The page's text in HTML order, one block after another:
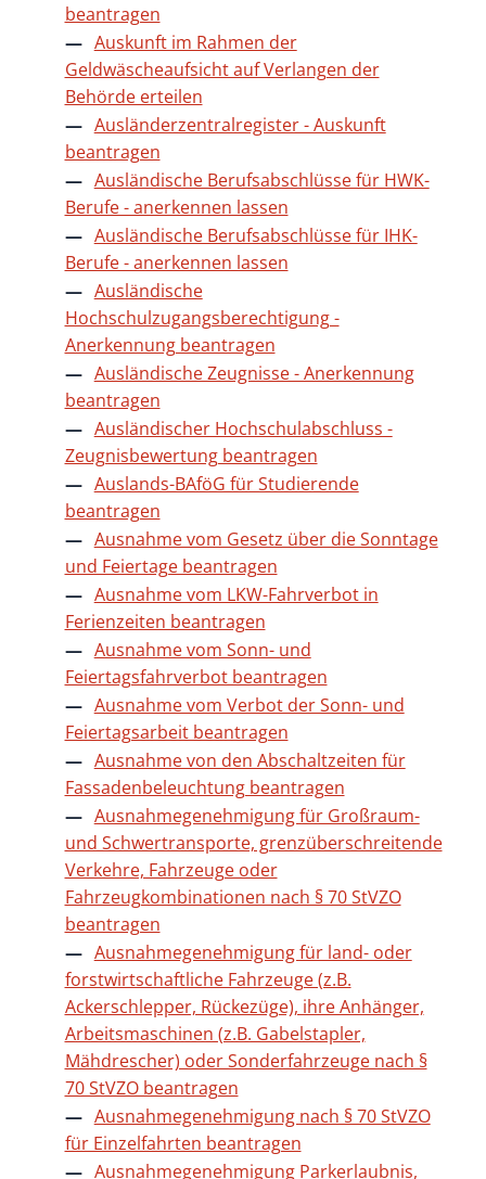
beantragen
Auskunft im Rahmen der
Geldwäscheaufsicht auf Verlangen der
Behörde erteilen
Ausländerzentralregister - Auskunft
beantragen
Ausländische Berufsabschlüsse für HWK-
Berufe - anerkennen lassen
Ausländische Berufsabschlüsse für IHK-
Berufe - anerkennen lassen
Ausländische
Hochschulzugangsberechtigung -
Anerkennung beantragen
Ausländische Zeugnisse - Anerkennung
beantragen
Ausländischer Hochschulabschluss -
Zeugnisbewertung beantragen
Auslands-BAföG für Studierende
beantragen
Ausnahme vom Gesetz über die Sonntage
und Feiertage beantragen
Ausnahme vom LKW-Fahrverbot in
Ferienzeiten beantragen
Ausnahme vom Sonn- und
Feiertagsfahrverbot beantragen
Ausnahme vom Verbot der Sonn- und
Feiertagsarbeit beantragen
Ausnahme von den Abschaltzeiten für
Fassadenbeleuchtung beantragen
Ausnahmegenehmigung für Großraum-
und Schwertransporte, grenzüberschreitende
Verkehre, Fahrzeuge oder
Fahrzeugkombinationen nach § 70 StVZO
beantragen
Ausnahmegenehmigung für land- oder
forstwirtschaftliche Fahrzeuge (z.B.
Ackerschlepper, Rückezüge), ihre Anhänger,
Arbeitsmaschinen (z.B. Gabelstapler,
Mähdrescher) oder Sonderfahrzeuge nach §
70 StVZO beantragen
Ausnahmegenehmigung nach § 70 StVZO
für Einzelfahrten beantragen
Ausnahmegenehmigung Parkerlaubnis,